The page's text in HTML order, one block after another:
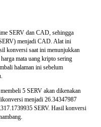
SERV dan CAD, sehingga
menjadi CAD. Alat ini
konversi saat ini menunjukkan
mata uang kripto sering
halaman ini sebelum
5 SERV akan dikenakan
menjadi 26.34347987
SERV. Hasil konversi